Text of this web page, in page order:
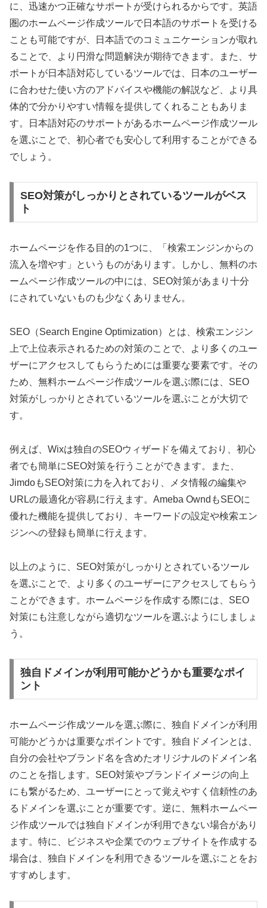
に、迅速かつ正確なサポートが受けられるからです。英語
圏のホームページ作成ツールで日本語のサポートを受ける
ことも可能ですが、日本語でのコミュニケーションが取れ
ることで、より円滑な問題解決が期待できます。また、サ
ポートが日本語対応しているツールでは、日本のユーザー
に合わせた使い方のアドバイスや機能の解説など、より具
体的で分かりやすい情報を提供してくれることもありま
す。日本語対応のサポートがあるホームページ作成ツール
を選ぶことで、初心者でも安心して利用することができる
でしょう。
SEO対策がしっかりとされているツールがベス
ト
ホームページを作る目的の1つに、「検索エンジンからの
流入を増やす」というものがあります。しかし、無料のホ
ームページ作成ツールの中には、SEO対策があまり十分
にされていないものも少なくありません。
SEO（Search Engine Optimization）とは、検索エンジン
上で上位表示されるための対策のことで、より多くのユー
ザーにアクセスしてもらうためには重要な要素です。その
ため、無料ホームページ作成ツールを選ぶ際には、SEO
対策がしっかりとされているツールを選ぶことが大切で
す。
例えば、Wixは独自のSEOウィザードを備えており、初心
者でも簡単にSEO対策を行うことができます。また、
JimdoもSEO対策に力を入れており、メタ情報の編集や
URLの最適化が容易に行えます。Ameba OwndもSEOに
優れた機能を提供しており、キーワードの設定や検索エン
ジンへの登録も簡単に行えます。
以上のように、SEO対策がしっかりとされているツール
を選ぶことで、より多くのユーザーにアクセスしてもらう
ことができます。ホームページを作成する際には、SEO
対策にも注意しながら適切なツールを選ぶようにしましょ
う。
独自ドメインが利用可能かどうかも重要なポイ
ント
ホームページ作成ツールを選ぶ際に、独自ドメインが利用
可能かどうかは重要なポイントです。独自ドメインとは、
自分の会社やブランド名を含めたオリジナルのドメイン名
のことを指します。SEO対策やブランドイメージの向上
にも繋がるため、ユーザーにとって覚えやすく信頼性のあ
るドメインを選ぶことが重要です。逆に、無料ホームペー
ジ作成ツールでは独自ドメインが利用できない場合があり
ます。特に、ビジネスや企業でのウェブサイトを作成する
場合は、独自ドメインを利用できるツールを選ぶことをお
すすめします。